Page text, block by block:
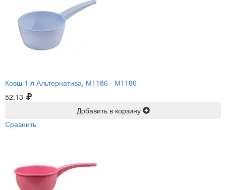
Ковш 1 л Альтернатива, М1186 - М1186
52.13
Добавить в корзину
Сравнить